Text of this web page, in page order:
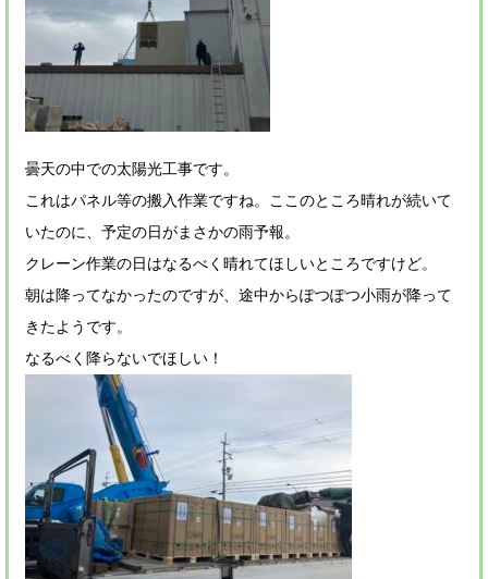
曇天の中での太陽光工事です。
これはパネル等の搬入作業ですね。ここのところ晴れが続いて
いたのに、予定の日がまさかの雨予報。
クレーン作業の日はなるべく晴れてほしいところですけど。
朝は降ってなかったのですが、途中からぽつぽつ小雨が降って
きたようです。
なるべく降らないでほしい！